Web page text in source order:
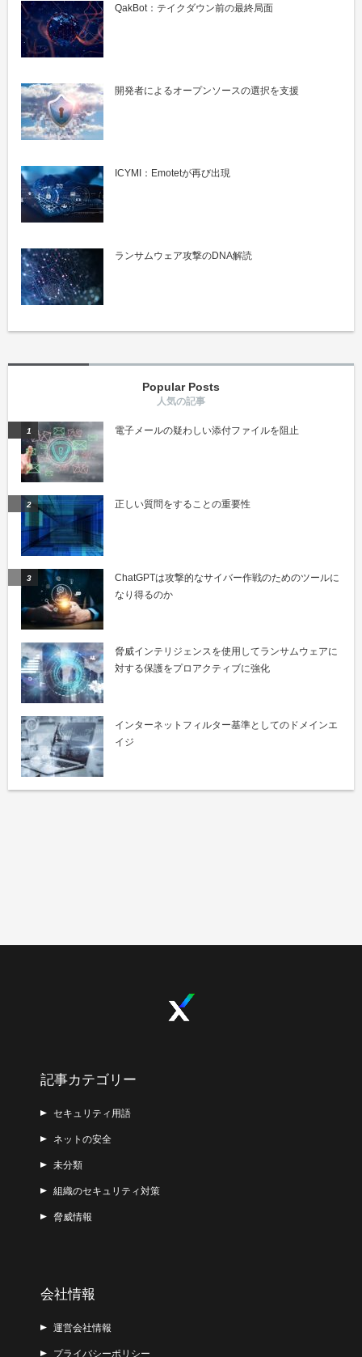
QakBot：テイクダウン前の最終局面
開発者によるオープンソースの選択を支援
ICYMI：Emotetが再び出現
ランサムウェア攻撃のDNA解読
Popular Posts
電子メールの疑わしい添付ファイルを阻止
正しい質問をすることの重要性
ChatGPTは攻撃的なサイバー作戦のためのツールに
なり得るのか
脅威インテリジェンスを使用してランサムウェアに
対する保護をプロアクティブに強化
インターネットフィルター基準としてのドメインエ
イジ
記事カテゴリー
セキュリティ用語
ネットの安全
未分類
組織のセキュリティ対策
脅威情報
会社情報
運営会社情報
プライバシーポリシー